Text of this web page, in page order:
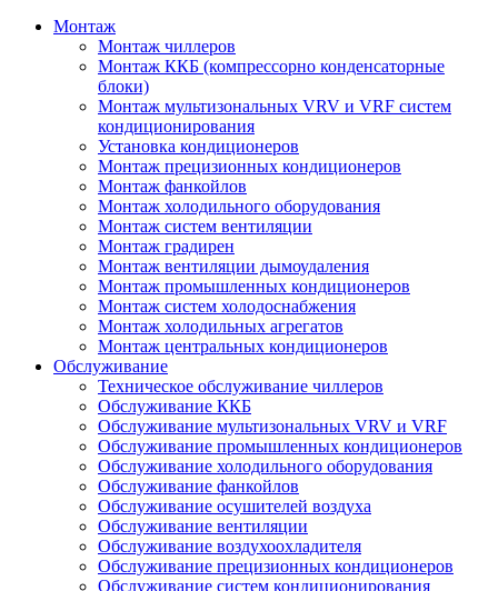
Монтаж
Монтаж чиллеров
Монтаж ККБ (компрессорно конденсаторные
блоки)
Монтаж мультизональных VRV и VRF систем
кондиционирования
Установка кондиционеров
Монтаж прецизионных кондиционеров
Монтаж фанкойлов
Монтаж холодильного оборудования
Монтаж систем вентиляции
Монтаж градирен
Монтаж вентиляции дымоудаления
Монтаж промышленных кондиционеров
Монтаж систем холодоснабжения
Монтаж холодильных агрегатов
Монтаж центральных кондиционеров
Обслуживание
Техническое обслуживание чиллеров
Обслуживание ККБ
Обслуживание мультизональных VRV и VRF
Обслуживание промышленных кондиционеров
Обслуживание холодильного оборудования
Обслуживание фанкойлов
Обслуживание осушителей воздуха
Обслуживание вентиляции
Обслуживание воздухоохладителя
Обслуживание прецизионных кондиционеров
Обслуживание систем кондиционирования